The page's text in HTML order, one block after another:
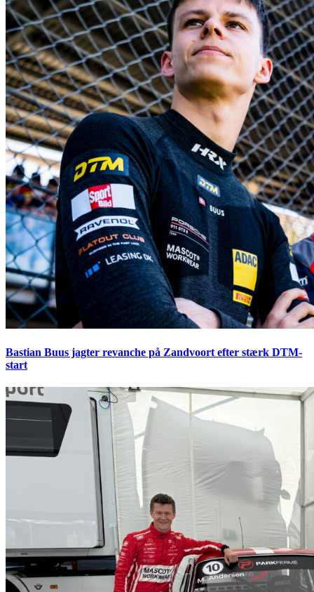
Bastian Buus jagter revanche på Zandvoort efter stærk DTM-
start